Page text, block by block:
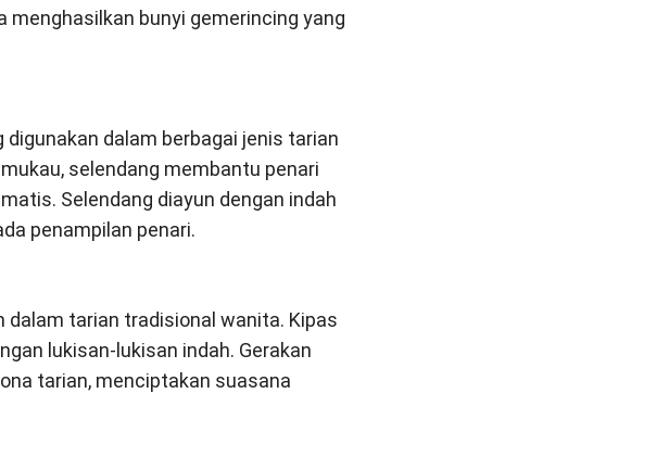
menghasilkan bunyi gemerincing yang
dalam berbagai jenis tarian
selendang membantu penari
Selendang diayun dengan indah
penampilan penari.
dalam tarian tradisional wanita. Kipas
lukisan-lukisan indah. Gerakan
tarian, menciptakan suasana